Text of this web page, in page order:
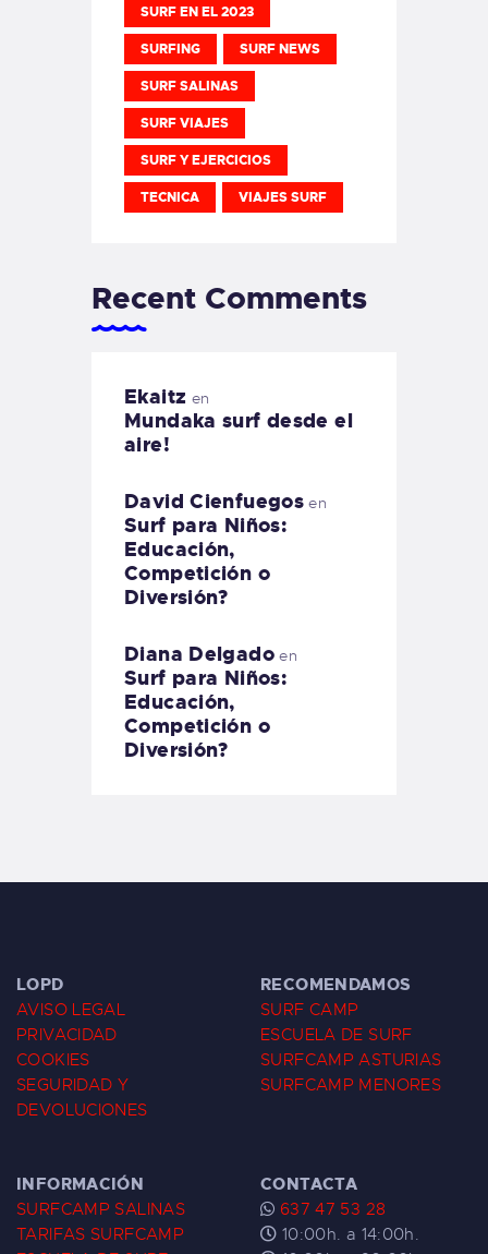
SURF EN EL 2023
SURFING SURF NEWS
SURF SALINAS
SURF VIAJES
SURF Y EJERCICIOS
TECNICA VIAJES SURF
Recent Comments
Ekaitz en
Mundaka surf desde el
aire!
David Cienfuegos en
Surf para Niños:
Educación,
Competición o
Diversión?
Diana Delgadoen
Surf para Niños:
Educación,
Competición o
Diversión?
LOPD
AVISO LEGAL
PRIVACIDAD
COOKIES
SEGURIDAD Y
DEVOLUCIONES
RECOMENDAMOS
SURF CAMP
ESCUELA DE SURF
SURFCAMP ASTURIAS
SURFCAMP MENORES
INFORMACIÓN
SURFCAMP SALINAS
TARIFAS SURFCAMP
CONTACTA
637 47 53 28
10:00h. a 14:00h.